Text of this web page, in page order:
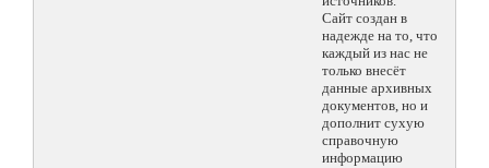
Сайт создан в
надежде на то, что
каждый из нас не
только внесёт
данные архивных
документов, но и
дополнит сухую
справочную
информацию